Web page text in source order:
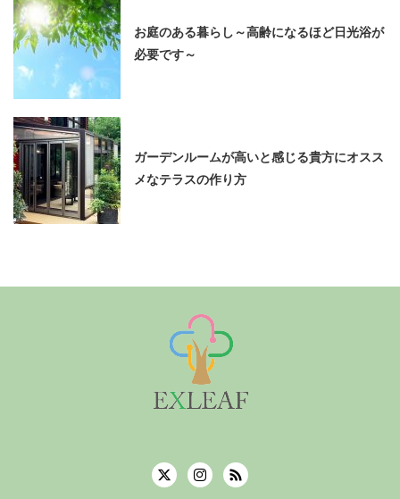
お庭のある暮らし～高齢になるほど日光浴が
必要です～
ガーデンルームが高いと感じる貴方にオスス
メなテラスの作り方